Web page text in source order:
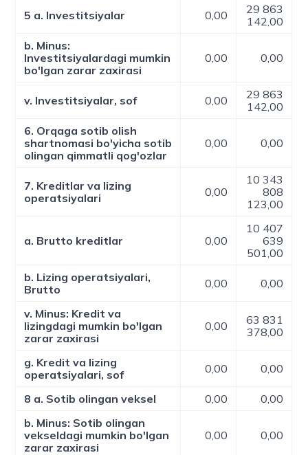
5 a. Investitsiyalar 0,00
29 863
142,00
b. Minus:
Investitsiyalardagi mumkin
bo'lgan zarar zaxirasi
0,00 0,00
v. Investitsiyalar, sof 0,00
29 863
142,00
6. Orqaga sotib olish
shartnomasi bo'yicha sotib
olingan qimmatli qog'ozlar
0,00 0,00
7. Kreditlar va lizing
operatsiyalari
0,00
10 343
808
123,00
a. Brutto kreditlar 0,00
10 407
639
501,00
b. Lizing operatsiyalari,
Brutto
0,00 0,00
v. Minus: Kredit va
lizingdagi mumkin bo'lgan
zarar zaxirasi
0,00
63 831
378,00
g. Kredit va lizing
operatsiyalari, sof
0,00 0,00
8 a. Sotib olingan veksel 0,00
0,00
b. Minus: Sotib olingan
vekseldagi mumkin bo'lgan
zarar zaxirasi
0,00 0,00